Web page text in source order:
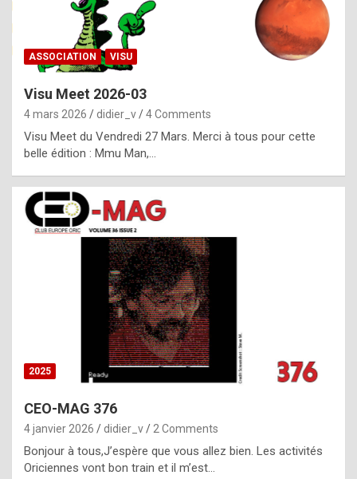
p
l
c
h
i
s
t
o
r
p
e
c
ASSOCIATION VISU
Visu Meet 2026-03
4 mars 2026 didier_v 4 Comments
Visu Meet du Vendredi 27 Mars. Merci à tous pour cette
belle édition : Mmu Man,…
2025
CEO-MAG 376
4 janvier 2026 didier_v 2 Comments
Bonjour à tous,J’espère que vous allez bien. Les activités
Oriciennes vont bon train et il m’est…